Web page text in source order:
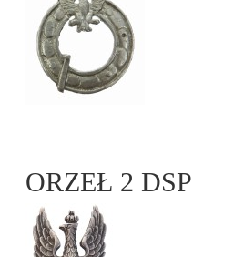
ORZEŁ 2 DSP